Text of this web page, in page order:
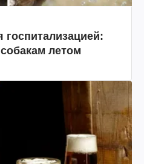
госпитализацией:
летом